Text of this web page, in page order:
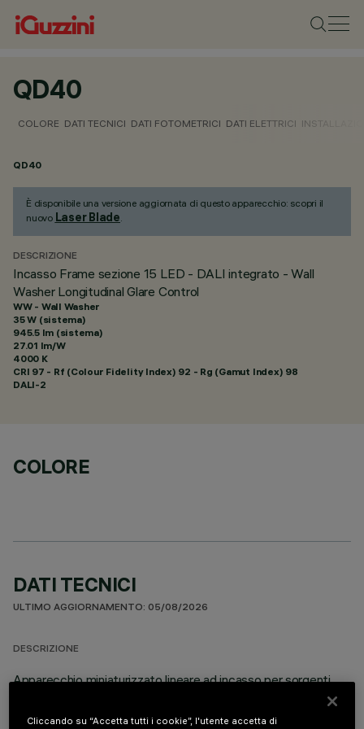
QD40
COLORE DATI TECNICI DATI FOTOMETRICI DATI ELETTRICI
QD40
È disponibile una versione aggiornata di questo apparecchio: scopri il
nuovo Laser Blade.
DESCRIZIONE
Incasso Frame sezione 15 LED - DALI integrato - Wall
Washer Longitudinal Glare Control
WW - Wall Washer
35 W (sistema)
945.5 lm (sistema)
27.01 lm/W
4000 K
CRI 97 - Rf (Colour Fidelity Index) 92 - Rg (Gamut Index) 98
DALI-2
COLORE
DATI TECNICI
ULTIMO AGGIORNAMENTO: 05/08/2026
DESCRIZIONE
Apparecchio miniaturizzato lineare ad incasso per sorgenti
LED. Sistema ottico asimmetrico specializzato per ottenere
una efficace distribuzione sulla parete, evitando zone d’ombra
Cliccando su “Accetta tutti i cookie”, l'utente accetta di